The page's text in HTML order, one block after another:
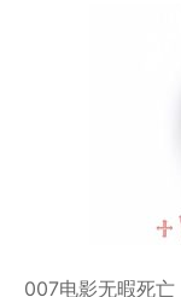
007电影无暇死